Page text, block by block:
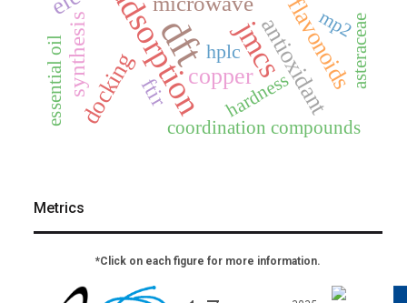
dft
adsorption jmcs
copperantioxidant
flavonoids
docking
synthesis ftir
hplc
coordination compounds
asteraceae
essential oil hardness
mp2
Metrics
*Click on each figure for more information.